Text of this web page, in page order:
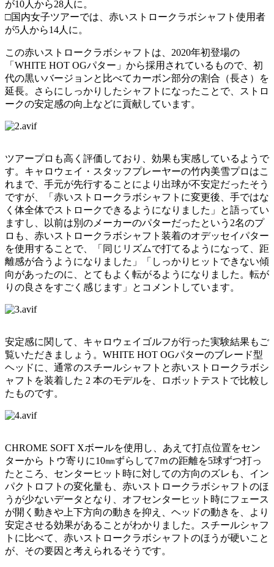
が10人から28人に。
□国内女子ツアーでは、赤いストロークラボシャフト使用者
が5人から14人に。
この赤いストロークラボシャフトは、2020年初登場の
「WHITE HOT OGパター」から採用されているもので、初
代の黒いバージョンと比べてカーボン部分の割合（長さ）を
延長。さらにしっかりしたシャフトになったことで、ストロ
ークの安定感の向上などに貢献しています。
ツアープロも高く評価しており、効果も実感しているようで
す。キャロウェイ・スタッフプレーヤーの竹内美雪プロはこ
れまで、手元が先行することにより出球が不安定だったそう
ですが、「赤いストロークラボシャフトに変更後、手ではな
く体全体でストロークできるようになりました」と語ってい
ますし、以前は別のメーカーのパターだったという2名のプ
ロも、赤いストロークラボシャフト装着のオデッセイパター
を使用することで、「同じリズムで打てるようになって、距
離感が合うようになりました」「しっかりヒットできない傾
向があったのに、とてもよく転がるようになりました。転が
りの良さをすごく感じます」とコメントしています。
安定感に関して、キャロウェイゴルフが行った実験結果もご
覧いただきましょう。WHITE HOT OGパターのブレード型
ヘッドに、通常のスチールシャフトと赤いストロークラボシ
ャフトを装着した 2 本のモデルを、ロボットテストで比較し
たものです。
CHROME SOFT Xボールを使用し、あえて打点位置をセン
ターから トウ寄りに10㎜ずらして7ｍの距離を5球ずつ打っ
たところ、センターヒット時に対しての方向のズレも、イン
パクトロフトの変化量も、赤いストロークラボシャフトのほ
うが少ないデータとなり、オフセンターヒット時にフェース
が開く動きや上下方向の動きを抑え、ヘッドの動きを、より
安定させる効果があることがわかりました。スチールシャフ
トに比べて、赤いストロークラボシャフトのほうが硬いこと
が、その要因と考えられるそうです。